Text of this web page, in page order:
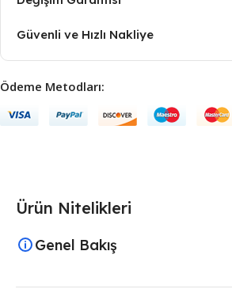
Güvenli ve Hızlı Nakliye
Ödeme Metodları:
Ürün Nitelikleri
Genel Bakış